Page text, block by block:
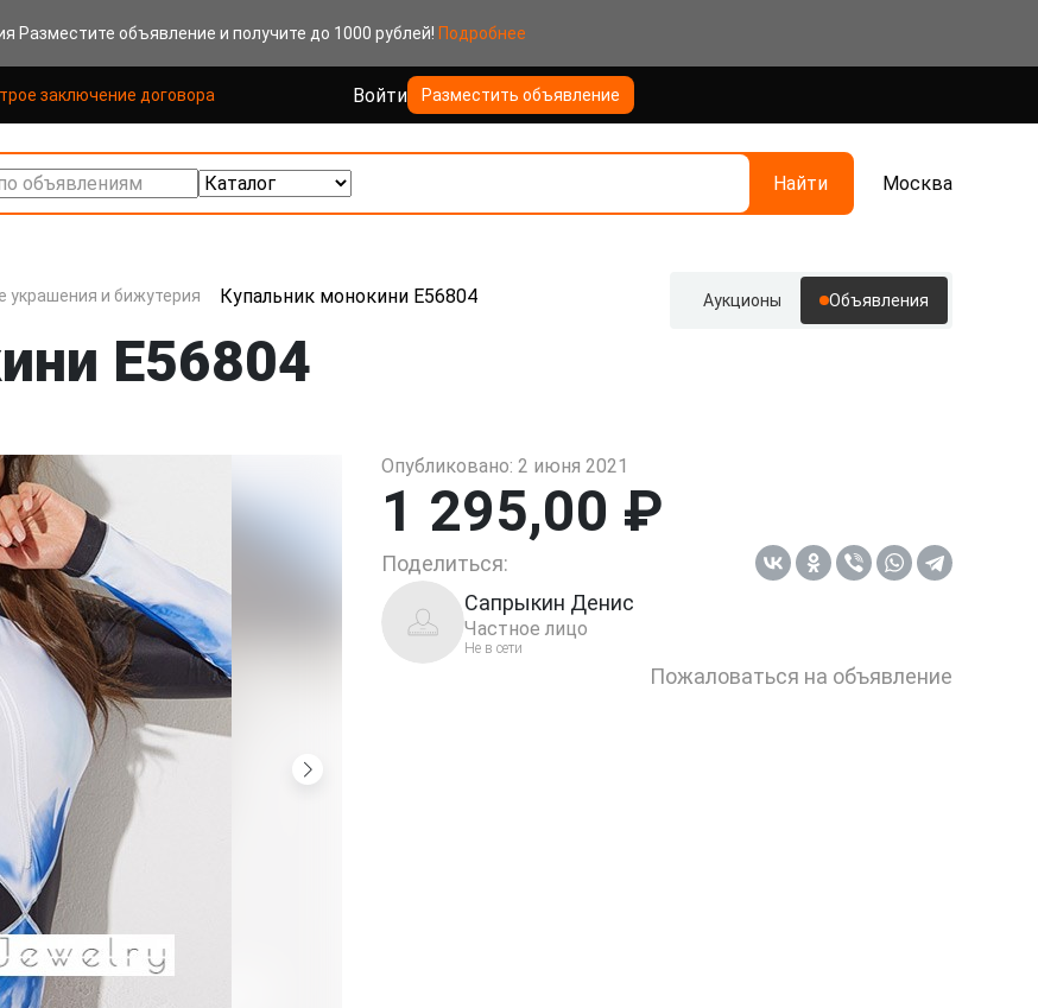
Разместите объявление и получите до 1000 рублей! Подробнее
заключение договора Войти Разместить объявление
объявлениям Найти Москва
украшения и бижутерия Купальник монокини E56804 Аукционы Объявления
E56804
Опубликовано: 2 июня 2021
1 295,00 ₽
Поделиться:
Сапрыкин Денис
Частное лицо
Не в сети
Пожаловаться на объявление